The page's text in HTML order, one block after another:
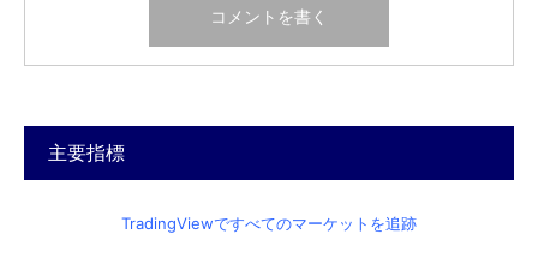
主要指標
TradingViewですべてのマーケットを追跡